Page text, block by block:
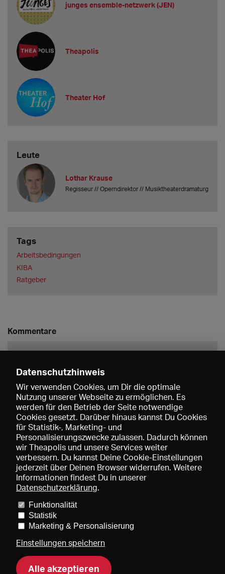
junges ensemble-netzwerk (JEN)
Theapolis
Theater Hof
Leute
Lothar Krause
Regisseur // Operndirektor // Musiktheaterdramaturg
Tags
Arbeitsbedingungen
KIBA
Ratgeber
Kommentare
Speichern
Preise und Mitgliedschaften
Mediadaten
Über uns Impressum
Datenschutzhinweis
Wir verwenden Cookies, um Dir die optimale
Nutzung unserer Webseite zu ermöglichen. Es
werden für den Betrieb der Seite notwendige
Cookies gesetzt. Darüber hinaus kannst Du Cookies
für Statistik-, Marketing- und
Personalisierungszwecke zulassen. Dadurch können
wir Theapolis und unsere Services weiter
verbessern. Du kannst Deine Cookie-Einstellungen
jederzeit über Deinen Browser widerrufen. Weitere
Informationen findest Du in unserer
Datenschutzerklärung.
Funktionalität
Statistik
Marketing & Personalisierung
Einstellungen speichern
Alle akzeptieren